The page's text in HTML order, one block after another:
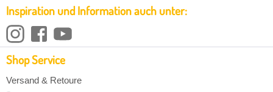
Inspiration und Information auch unter:
Shop Service
Versand & Retoure